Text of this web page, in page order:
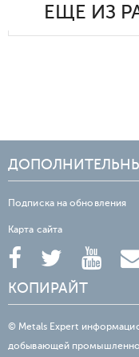
ЕЩЕ ИЗ
Подписка на обновления
Карта сайта
КОПИРАЙТ
© Metals Expert
добывающей